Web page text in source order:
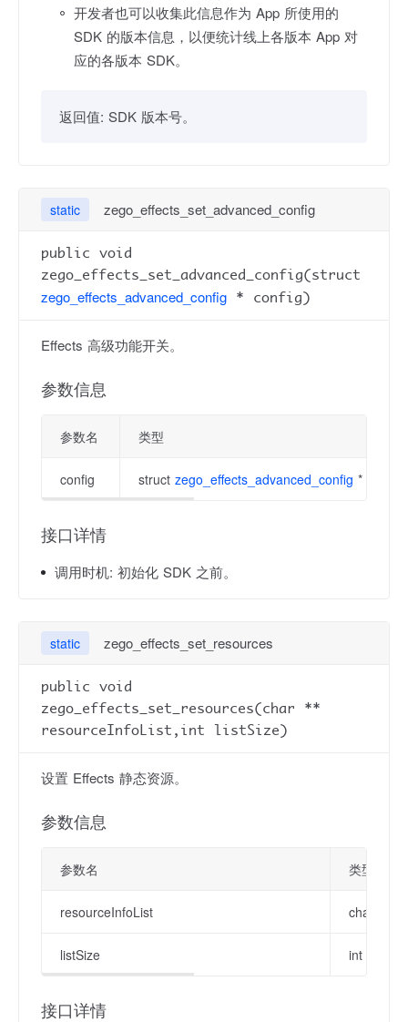
开发者也可以收集此信息作为 App 所使用的
SDK 的版本信息，以便统计线上各版本 App 对
应的各版本 SDK。
返回值: SDK 版本号。
static zego_effects_set_advanced_config
public void
zego_effects_set_advanced_config(struct
zego_effects_advanced_config * config)
Effects 高级功能开关。
参数信息
参数名 类型
config struct zego_effects_advanced_config *
接口详情
调用时机: 初始化 SDK 之前。
static zego_effects_set_resources
public void
zego_effects_set_resources(char **
resourceInfoList,int listSize)
设置 Effects 静态资源。
参数信息
参数名 类型
resourceInfoList char **
listSize int
接口详情